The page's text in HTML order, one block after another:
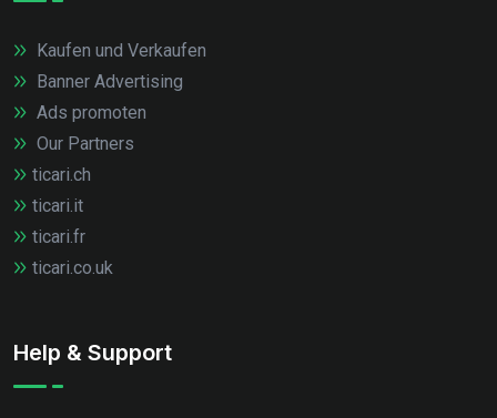
Kaufen und Verkaufen
Banner Advertising
Ads promoten
Our Partners
ticari.ch
ticari.it
ticari.fr
ticari.co.uk
Help & Support